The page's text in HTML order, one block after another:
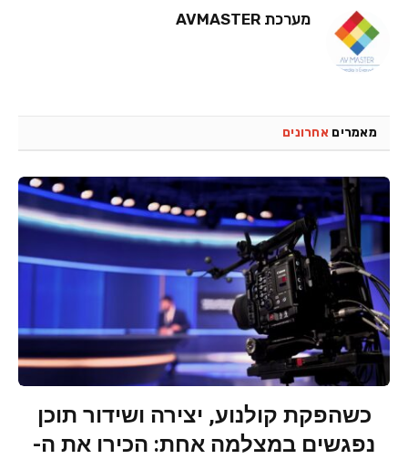
מערכת AVMASTER
מאמרים אחרונים
כשהפקת קולנוע, יצירה ושידור תוכן
נפגשים במצלמה אחת: הכירו את ה-